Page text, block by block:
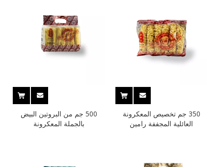
350 جم تخصيص المعكرونة
العائلية المجففة رامين
500 جم من البروتين البيض
بالجملة المعكرونة